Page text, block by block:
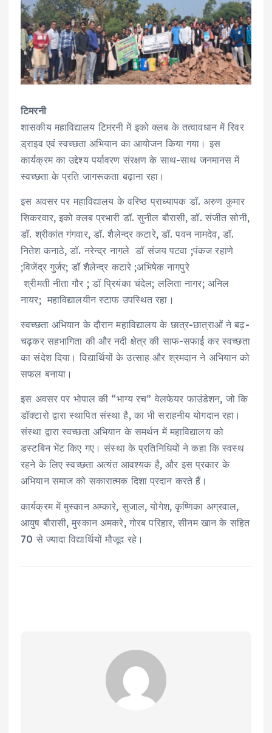
टिमरनी
शासकीय महाविद्यालय टिमरनी में इको क्लब के तत्वावधान में रिवर
ड्राइव एवं स्वच्छता अभियान का आयोजन किया गया। इस
कार्यक्रम का उद्देश्य पर्यावरण संरक्षण के साथ-साथ जनमानस में
स्वच्छता के प्रति जागरूकता बढ़ाना रहा।
इस अवसर पर महाविद्यालय के वरिष्ठ प्राध्यापक डॉ. अरुण कुमार
सिकरवार, इको क्लब प्रभारी डॉ. सुनील बौरासी, डॉ. संजीत सोनी,
डॉ. श्रीकांत गंगवार, डॉ. शैलेन्द्र कटारे, डॉ. पवन नामदेव, डॉ.
नितेश कनाठे, डॉ. नरेन्द्र नागले डॉ संजय पटवा ;पंकज रहाणे
;विजेंद्र गुर्जर; डॉ शैलेन्द्र कटारे ;अभिषेक नागपुरे
श्रीमती नीता गौर ; डॉ प्रियंका चंदेल; ललिता नागर; अनिल
नायर; महाविद्यालयीन स्टाफ उपस्थित रहा।
स्वच्छता अभियान के दौरान महाविद्यालय के छात्र-छात्राओं ने बढ़-
चढ़कर सहभागिता की और नदी क्षेत्र की साफ-सफाई कर स्वच्छता
का संदेश दिया। विद्यार्थियों के उत्साह और श्रमदान ने अभियान को
सफल बनाया।
इस अवसर पर भोपाल की “भाग्य रच” वेलफेयर फाउंडेशन, जो कि
डॉक्टारो द्वारा स्थापित संस्था है, का भी सराहनीय योगदान रहा।
संस्था द्वारा स्वच्छता अभियान के समर्थन में महाविद्यालय को
डस्टबिन भेंट किए गए। संस्था के प्रतिनिधियों ने कहा कि स्वस्थ
रहने के लिए स्वच्छता अत्यंत आवश्यक है, और इस प्रकार के
अभियान समाज को सकारात्मक दिशा प्रदान करते हैं।
कार्यक्रम में मुस्कान अम्कारे, सुजाल, योगेश, कृष्णिका अग्रवाल,
आयुष बौरासी, मुस्कान अमकरे, गोरब परिहार, सीनम खान के सहित
70 से ज्यादा विद्यार्थियों मौजूद रहे।